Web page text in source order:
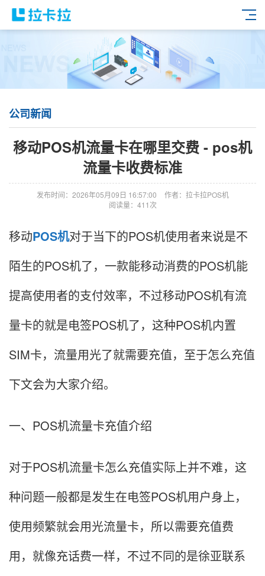
公司新闻
移动POS机流量卡在哪里交费 - pos机
流量卡收费标准
发布时间：2026年05月09日 16:57:00
作者：拉卡拉POS机
阅读量：411次
移动POS机对于当下的POS机使用者来说是不
陌生的POS机了，一款能移动消费的POS机能
提高使用者的支付效率，不过移动POS机有流
量卡的就是电签POS机了，这种POS机内置
SIM卡，流量用光了就需要充值，至于怎么充值
下文会为大家介绍。
一、POS机流量卡充值介绍
对于POS机流量卡怎么充值实际上并不难，这
种问题一般都是发生在电签POS机用户身上，
使用频繁就会用光流量卡，所以需要充值费
用，就像充话费一样，不过不同的是徐亚联系